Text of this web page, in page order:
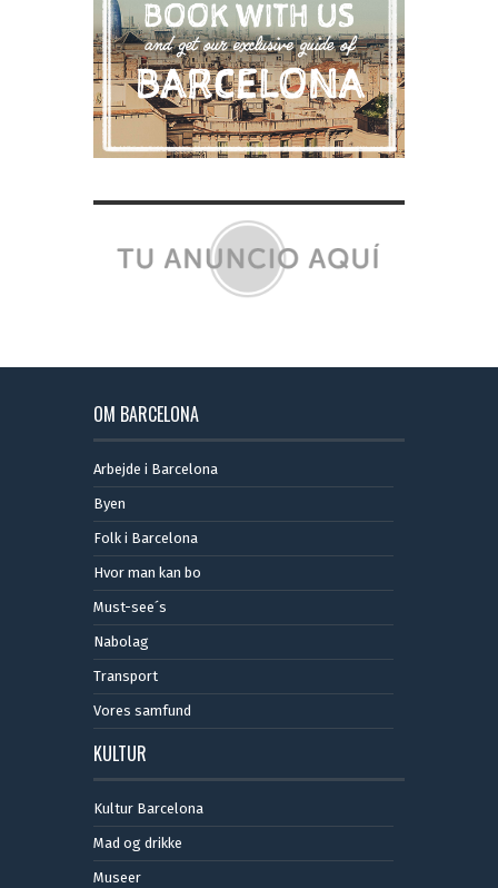
OM BARCELONA
Arbejde i Barcelona
Byen
Folk i Barcelona
Hvor man kan bo
Must-see´s
Nabolag
Transport
Vores samfund
KULTUR
Kultur Barcelona
Mad og drikke
Museer